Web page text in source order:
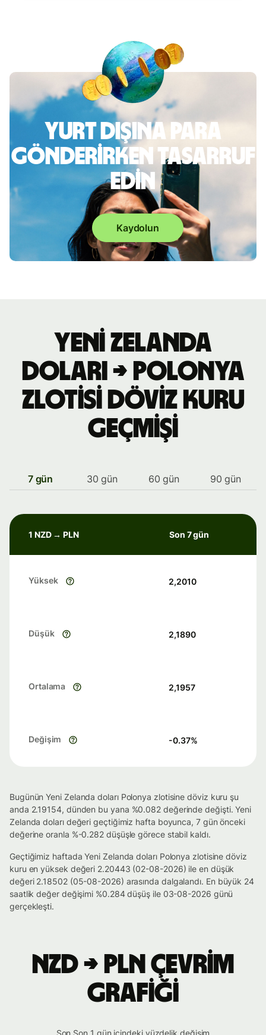
Yurt dışına para
gönderirken tasarruf
edin
Kaydolun
Yeni Zelanda
doları → Polonya
zlotisi döviz kuru
geçmişi
7 gün 30 gün 60 gün 90 gün
1 NZD → PLN Son 7 gün
Yüksek 2,2010
Düşük 2,1890
Ortalama 2,1957
Değişim -0.37%
Bugünün Yeni Zelanda doları Polonya zlotisine döviz kuru şu
anda 2.19154, dünden bu yana %0.082 değerinde değişti. Yeni
Zelanda doları değeri geçtiğimiz hafta boyunca, 7 gün önceki
değerine oranla %-0.282 düşüşle görece stabil kaldı.
Geçtiğimiz haftada Yeni Zelanda doları Polonya zlotisine döviz
kuru en yüksek değeri 2.20443 (02-08-2026) ile en düşük
değeri 2.18502 (05-08-2026) arasında dalgalandı. En büyük 24
saatlik değer değişimi %0.284 düşüş ile 03-08-2026 günü
gerçekleşti.
NZD → PLN çevrim
grafiği
Son Son 1 gün içindeki yüzdelik değişim